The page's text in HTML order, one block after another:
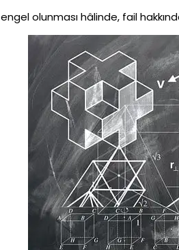
engel olunması hâlinde, fail